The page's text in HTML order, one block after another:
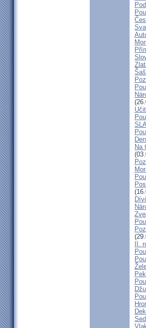
Na
II.